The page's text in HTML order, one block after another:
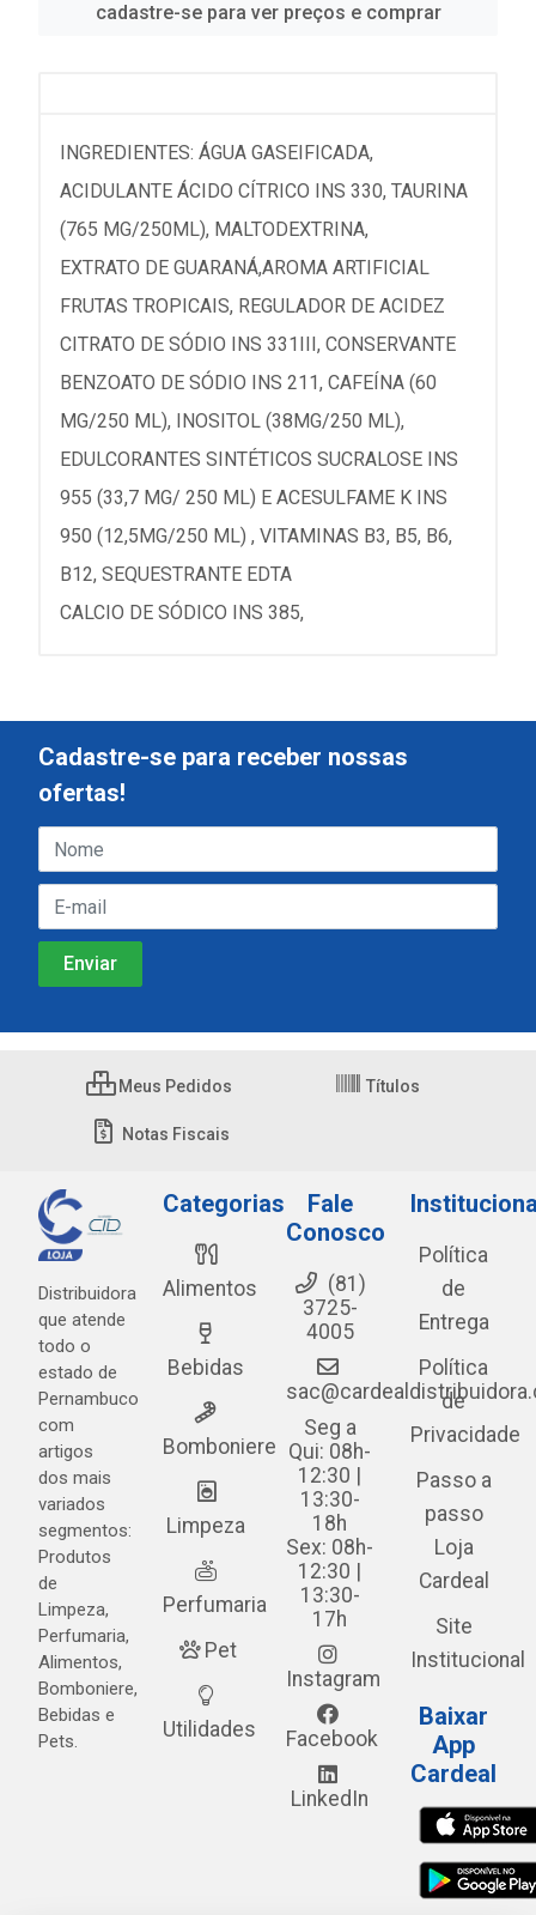
cadastre-se para ver preços e comprar
INGREDIENTES: ÁGUA GASEIFICADA,
ACIDULANTE ÁCIDO CÍTRICO INS 330, TAURINA
(765 MG/250ML), MALTODEXTRINA,
EXTRATO DE GUARANÁ,AROMA ARTIFICIAL
FRUTAS TROPICAIS, REGULADOR DE ACIDEZ
CITRATO DE SÓDIO INS 331III, CONSERVANTE
BENZOATO DE SÓDIO INS 211, CAFEÍNA (60
MG/250 ML), INOSITOL (38MG/250 ML),
EDULCORANTES SINTÉTICOS SUCRALOSE INS
955 (33,7 MG/ 250 ML) E ACESULFAME K INS
950 (12,5MG/250 ML) , VITAMINAS B3, B5, B6,
B12, SEQUESTRANTE EDTA
CALCIO DE SÓDICO INS 385,
Cadastre-se para receber nossas
ofertas!
Meus Pedidos Títulos
Notas Fiscais
Distribuidora
que atende
todo o
estado de
Pernambuco
com
artigos
dos mais
variados
segmentos:
Produtos
de
Limpeza,
Perfumaria,
Alimentos,
Bomboniere,
Bebidas e
Pets.
Categorias
Alimentos
Bebidas
Bomboniere
Limpeza
Perfumaria
Pet
Utilidades
Fale
Conosco
(81)
3725-
4005
Seg a
Qui: 08h-
12:30 |
13:30-
18h
Sex: 08h-
12:30 |
13:30-
17h
Instagram
Facebook
LinkedIn
Política
de
Entrega
Política
de
Privacidade
Passo a
passo
Loja
Cardeal
Site
Institucional
Baixar
App
Cardeal